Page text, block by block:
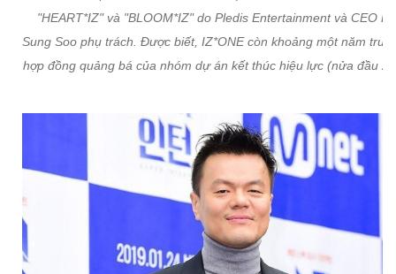
"HEART*IZ" và "BLOOM*IZ" do Pledis Entertainment và CEO
Sung Soo phụ trách. Được biết, IZ*ONE còn khoảng một năm
hợp đồng quảng bá của nhóm dự án kết thúc hiệu lực (nửa đầu